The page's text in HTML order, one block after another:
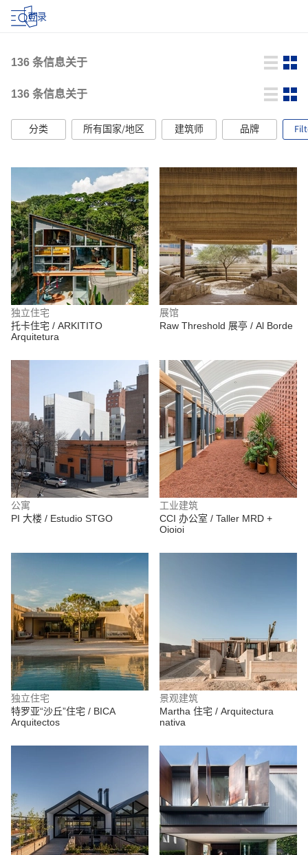
登录
136 条信息关于
136 条信息关于
分类 所有国家/地区 建筑师 品牌
独立住宅
托卡住宅 / ARKITITO
Arquitetura
展馆
Raw Threshold 展亭 / Al Borde
公寓
PI 大楼 / Estudio STGO
工业建筑
CCI 办公室 / Taller MRD +
Oioioi
独立住宅
特罗亚“沙丘”住宅 / BICA
Arquitectos
景观建筑
Martha 住宅 / Arquitectura
nativa